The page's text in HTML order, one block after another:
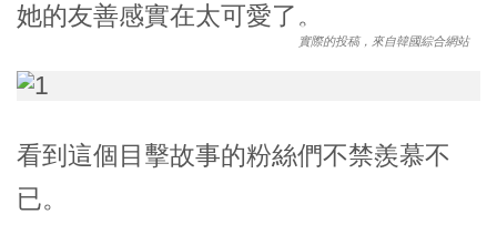
她的友善感實在太可愛了。
實際的投稿，來自韓國綜合網站
看到這個目擊故事的粉絲們不禁羨慕不
已。